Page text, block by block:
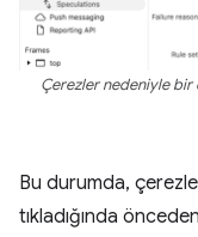
Çerezler nedeniyle bir
Bu durumda,
tıkladığında